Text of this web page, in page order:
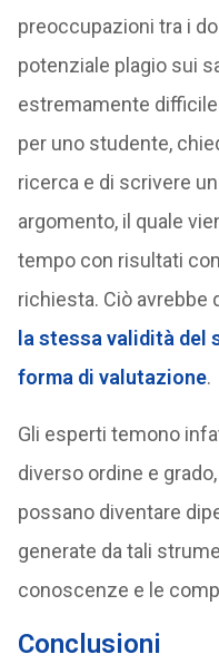
preoccupazioni tra i
potenziale plagio sui
estremamente
per uno studente,
ricerca e di scrivere
argomento, il quale
tempo con risultati
richiesta. Ciò avrebbe
la stessa validità del
forma di valutazione.
Gli esperti temono
diverso ordine e
possano diventare
generate da tali
conoscenze e le
Conclusioni